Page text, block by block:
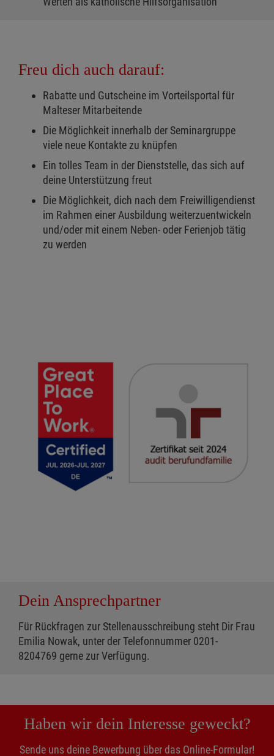
Freu dich auch darauf:
Rabatte und Gutscheine im Vorteilsportal für
Malteser Mitarbeitende
Die Möglichkeit innerhalb der Seminargruppe
viele neue Kontakte zu knüpfen
Ein tolles Team in der Dienststelle, das sich auf
deine Unterstützung freut
Die Möglichkeit, dich nach dem Freiwilligendienst
im Rahmen einer Ausbildung weiterzuentwickeln
und/oder mit einem Neben- oder Ferienjob tätig
zu werden
Dein Ansprechpartner
Für Rückfragen zur Stellenausschreibung steht Dir Frau
Emilia Nowak, unter der Telefonnummer 0201-
8204769 gerne zur Verfügung.
Haben wir dein Interesse geweckt?
Sende uns deine Bewerbung über das Online-Formular!